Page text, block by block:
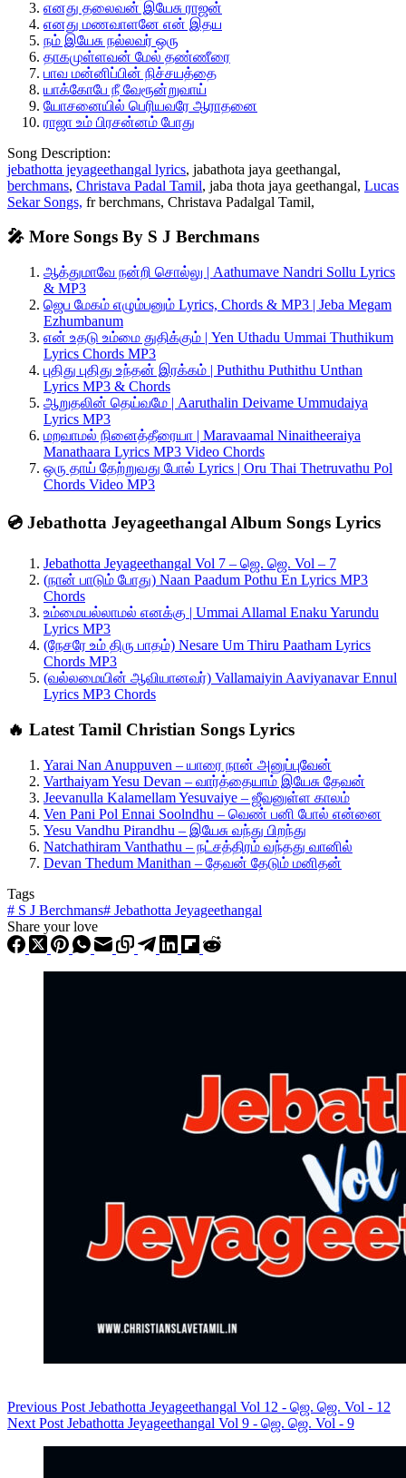
எனது தலைவன் இயேசு ராஜன்
எனது மணவாளனே என் இதய
நம் இயேசு நல்லவர் ஒரு
தாகமுள்ளவன் மேல் தண்ணீரை
பாவ மன்னிப்பின் நிச்சயத்தை
யாக்கோபே நீ வேரூன்றுவாய்
யோசனையில் பெரியவரே ஆராதனை
ராஜா உம் பிரசன்னம் போது
Song Description:
jebathotta jeyageethangal lyrics, jabathota jaya geethangal,
berchmans, Christava Padal Tamil, jaba thota jaya geethangal, Lucas
Sekar Songs, fr berchmans, Christava Padalgal Tamil,
🎤 More Songs By S J Berchmans
ஆத்துமாவே நன்றி சொல்லு | Aathumave Nandri Sollu Lyrics
& MP3
ஜெப மேகம் எழும்பனும் Lyrics, Chords & MP3 | Jeba Megam
Ezhumbanum
என் உதடு உம்மை துதிக்கும் | Yen Uthadu Ummai Thuthikum
Lyrics Chords MP3
புதிது புதிது உந்தன் இரக்கம் | Puthithu Puthithu Unthan
Lyrics MP3 & Chords
ஆறுதலின் தெய்வமே | Aaruthalin Deivame Ummudaiya
Lyrics MP3
மறவாமல் நினைத்தீரையா | Maravaamal Ninaitheeraiya
Manathaara Lyrics MP3 Video Chords
ஒரு தாய் தேற்றுவது போல் Lyrics | Oru Thai Thetruvathu Pol
Chords Video MP3
💿 Jebathotta Jeyageethangal Album Songs Lyrics
Jebathotta Jeyageethangal Vol 7 – ஜெ. ஜெ. Vol – 7
(நான் பாடும் போது) Naan Paadum Pothu En Lyrics MP3
Chords
உம்மையல்லாமல் எனக்கு | Ummai Allamal Enaku Yarundu
Lyrics MP3
(நேசரே உம் திரு பாதம்) Nesare Um Thiru Paatham Lyrics
Chords MP3
(வல்லமையின் ஆவியானவர்) Vallamaiyin Aaviyanavar Ennul
Lyrics MP3 Chords
🔥 Latest Tamil Christian Songs Lyrics
Yarai Nan Anuppuven – யாரை நான் அனுப்புவேன்
Varthaiyam Yesu Devan – வார்த்தையாம் இயேசு தேவன்
Jeevanulla Kalamellam Yesuvaiye – ஜீவனுள்ள காலம்
Ven Pani Pol Ennai Soolndhu – வெண் பனி போல் என்னை
Yesu Vandhu Pirandhu – இயேசு வந்து பிறந்து
Natchathiram Vanthathu – நட்சத்திரம் வந்தது வானில்
Devan Thedum Manithan – தேவன் தேடும் மனிதன்
Tags
# S J Berchmans# Jebathotta Jeyageethangal
Share your love
Previous Post Jebathotta Jeyageethangal Vol 12 - ஜெ. ஜெ. Vol - 12
Next Post Jebathotta Jeyageethangal Vol 9 - ஜெ. ஜெ. Vol - 9